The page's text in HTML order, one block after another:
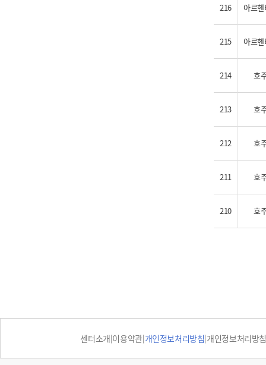
216 아르
215 아르
214 호
213 호
212 호
211 호
210 호
센터소개|이용약관|개인정보처리방침|개인정보처리방